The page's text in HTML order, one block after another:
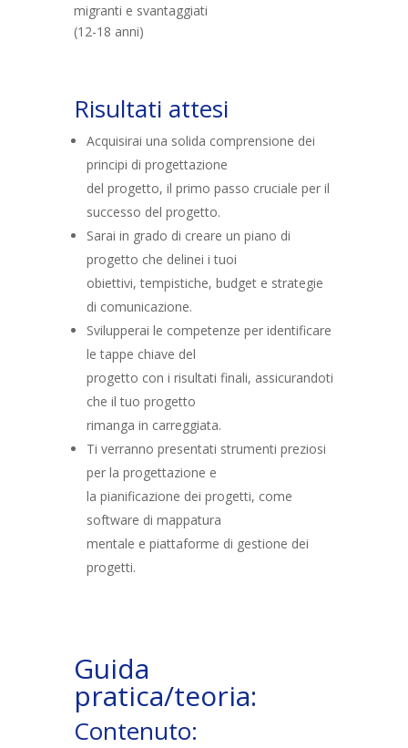
migranti e svantaggiati
(12-18 anni)
Risultati attesi
Acquisirai una solida comprensione dei
principi di progettazione
del progetto, il primo passo cruciale per il
successo del progetto.
Sarai in grado di creare un piano di
progetto che delinei i tuoi
obiettivi, tempistiche, budget e strategie
di comunicazione.
Svilupperai le competenze per identificare
le tappe chiave del
progetto con i risultati finali, assicurandoti
che il tuo progetto
rimanga in carreggiata.
Ti verranno presentati strumenti preziosi
per la progettazione e
la pianificazione dei progetti, come
software di mappatura
mentale e piattaforme di gestione dei
progetti.
Guida
pratica/teoria:
Contenuto: